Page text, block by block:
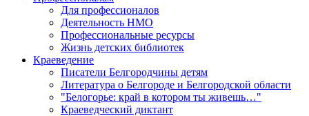
Для профессионалов
Деятельность НМО
Профессиональные ресурсы
Жизнь детских библиотек
Краеведение
Писатели Белгородчины детям
Литература о Белгороде и Белгородской области
"Белогорье: край в котором ты живешь…"
Краеведческий диктант